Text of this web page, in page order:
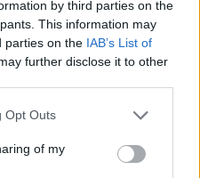
by third parties on the
This information may
parties on the IAB’s List of
further disclose it to other
Opt Outs
of my
uma vez, alem da
é fazer parte deste
natural e quase obvia,
e a relação de
refere o CEO da
08/2026
no “Innovation in Politics